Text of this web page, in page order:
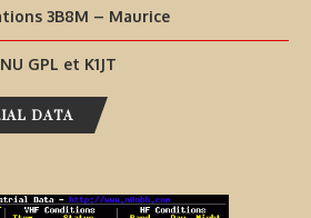
3B8M – Maurice
GPL et K1JT
DATA